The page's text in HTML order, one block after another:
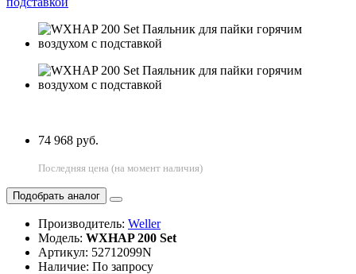
74 968 руб.
Последняя цена (на момент наличия)
Подобрать аналог
Производитель: Weller
Модель: WXHAP 200 Set
Артикул: 52712099N
Наличие: По запросу